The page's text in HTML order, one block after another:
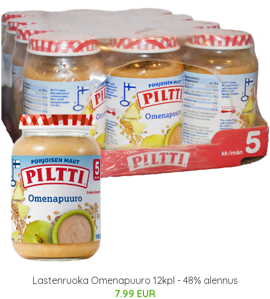
Lastenruoka Omenapuuro 12kpl - 48% alennus
7.99 EUR